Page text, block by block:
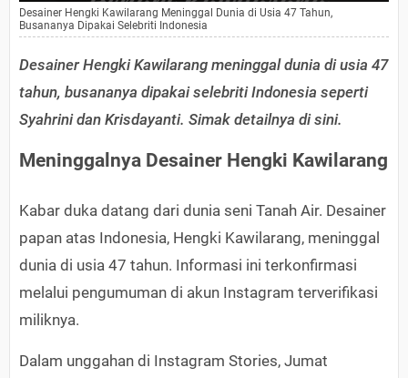
Desainer Hengki Kawilarang Meninggal Dunia di Usia 47 Tahun,
Busananya Dipakai Selebriti Indonesia
Desainer Hengki Kawilarang meninggal dunia di usia 47
tahun, busananya dipakai selebriti Indonesia seperti
Syahrini dan Krisdayanti. Simak detailnya di sini.
Meninggalnya Desainer Hengki Kawilarang
Kabar duka datang dari dunia seni Tanah Air. Desainer
papan atas Indonesia, Hengki Kawilarang, meninggal
dunia di usia 47 tahun. Informasi ini terkonfirmasi
melalui pengumuman di akun Instagram terverifikasi
miliknya.
Dalam unggahan di Instagram Stories, Jumat